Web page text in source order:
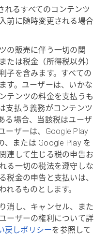
れるすべてのコンテンツ
前に随時変更される場合
の販売に伴う一切の関
たは税金（所得税以外）
子を含みます。すべての
す。ユーザーは、いかな
テンツの料金を支払うも
支払う義務がコンテンツ
る場合、当該税はユーザ
ーザーは、Google Play
、または Google Play を
連して生じる税の申告お
る一切の税法を遵守しな
税金の申告と支払いは、
れるものとします。
消し、キャンセル、また
ーザーの権利について詳
戻しポリシーを参照して